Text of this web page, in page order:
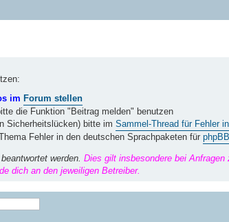
im Forum stellen
die Funktion "Beitrag melden" benutzen
Sicherheitslücken) bitte im Sammel-Thread für Fehler
Fehler in den deutschen Sprachpaketen für
werden. Dies gilt insbesondere bei
dich an den jeweiligen Betreiber.